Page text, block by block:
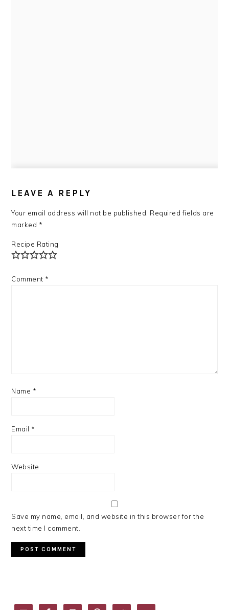
INTERACTIONS
LEAVE A REPLY
Your email address will not be published. Required fields are
marked *
Recipe Rating
Comment *
Name *
Email *
Website
Save my name, email, and website in this browser for the
next time I comment.